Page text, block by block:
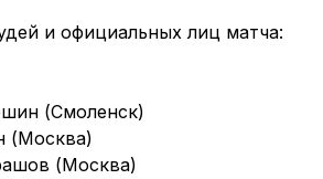
и официальных лиц матча:
(Смоленск)
(Москва)
(Москва)